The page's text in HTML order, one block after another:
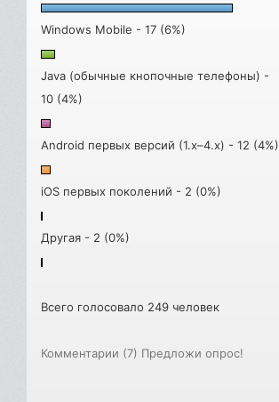
Windows Mobile - 17 (6%)
Java (обычные кнопочные телефоны) -
10 (4%)
Android первых версий (1.x–4.x) - 12 (4%)
iOS первых поколений - 2 (0%)
Другая - 2 (0%)
Всего голосовало 249 человек
Комментарии (7) Предложи опрос!